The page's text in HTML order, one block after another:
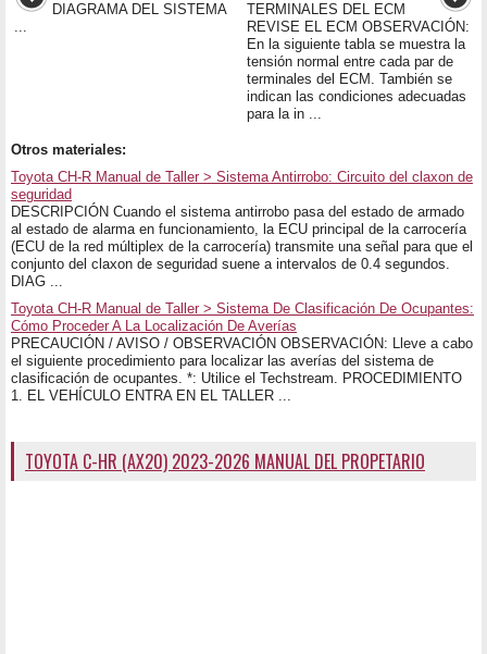
DIAGRAMA DEL SISTEMA
...
TERMINALES DEL ECM
REVISE EL ECM OBSERVACIÓN:
En la siguiente tabla se muestra la
tensión normal entre cada par de
terminales del ECM. También se
indican las condiciones adecuadas
para la in ...
Otros materiales:
Toyota CH-R Manual de Taller > Sistema Antirrobo: Circuito del claxon de
seguridad
DESCRIPCIÓN Cuando el sistema antirrobo pasa del estado de armado
al estado de alarma en funcionamiento, la ECU principal de la carrocería
(ECU de la red múltiplex de la carrocería) transmite una señal para que el
conjunto del claxon de seguridad suene a intervalos de 0.4 segundos.
DIAG ...
Toyota CH-R Manual de Taller > Sistema De Clasificación De Ocupantes:
Cómo Proceder A La Localización De Averías
PRECAUCIÓN / AVISO / OBSERVACIÓN OBSERVACIÓN: Lleve a cabo
el siguiente procedimiento para localizar las averías del sistema de
clasificación de ocupantes. *: Utilice el Techstream. PROCEDIMIENTO
1. EL VEHÍCULO ENTRA EN EL TALLER ...
TOYOTA C-HR (AX20) 2023-2026 MANUAL DEL PROPETARIO